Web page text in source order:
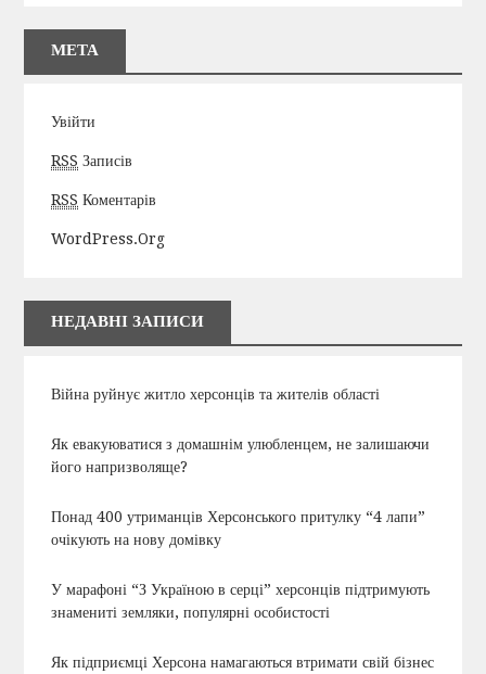
МЕТА
Увійти
RSS Записів
RSS Коментарів
WordPress.org
НЕДАВНІ ЗАПИСИ
Війна руйнує житло херсонців та жителів області
Як евакуюватися з домашнім улюбленцем, не залишаючи
його напризволяще?
Понад 400 утриманців Херсонського притулку “4 лапи”
очікують на нову домівку
У марафоні “З Україною в серці” херсонців підтримують
знамениті земляки, популярні особистості
Як підприємці Херсона намагаються втримати свій бізнес